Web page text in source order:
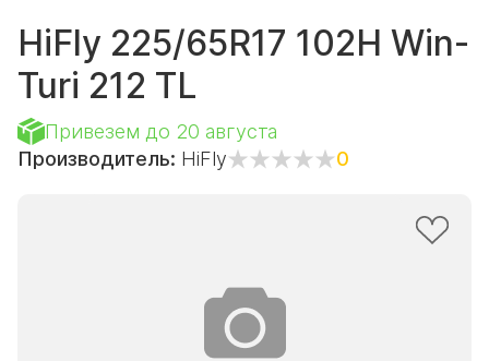
HiFly 225/65R17 102H Win-
Turi 212 TL
Привезем до 20 августа
Производитель: HiFly 0